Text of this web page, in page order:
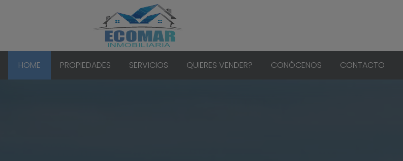
HOME PROPIEDADES SERVICIOS QUIERES VENDER? CONÓCENOS CONTACTO